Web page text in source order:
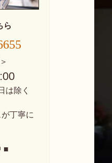
は除く
丁寧に
■